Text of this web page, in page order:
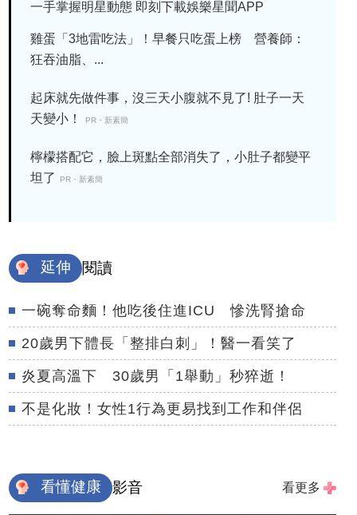
一手掌握明星動態 即刻下載娛樂星聞APP
雞蛋「3地雷吃法」！早餐只吃蛋上榜 營養師：
狂吞油脂、...
起床就先做件事，沒三天小腹就不見了! 肚子一天
天變小！
PR・新素簡
檸檬搭配它，臉上斑點全部消失了，小肚子都變平
坦了
PR・新素簡
延伸 閱讀
一碗奪命麵！他吃後住進ICU 慘洗腎搶命
20歲男下體長「整排白刺」！醫一看笑了
炎夏高溫下 30歲男「1舉動」秒猝逝！
不是化妝！女性1行為更易找到工作和伴侶
看懂健康 影音 看更多